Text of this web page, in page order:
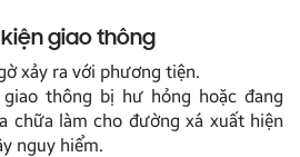
kiện giao thông
xảy ra với phương tiện.
thông bị hư hỏng hoặc đang
chữa làm cho đường xá xuất hiện
nguy hiểm.